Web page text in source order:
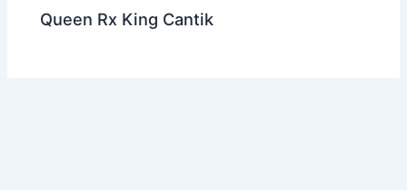
Queen Rx King Cantik